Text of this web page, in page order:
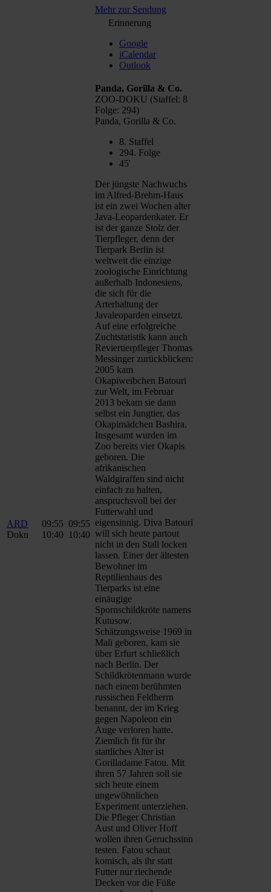
Mehr zur Sendung
Erinnerung
Google
iCalendar
Outlook
ARD
Doku
09:55
10:40
09:55
10:40
Panda, Gorilla & Co.
ZOO-DOKU (Staffel: 8
Folge: 294)
Panda, Gorilla & Co.
8. Staffel
294. Folge
45'
Der jüngste Nachwuchs
im Alfred-Brehm-Haus
ist ein zwei Wochen alter
Java-Leopardenkater. Er
ist der ganze Stolz der
Tierpfleger, denn der
Tierpark Berlin ist
weltweit die einzige
zoologische Einrichtung
außerhalb Indonesiens,
die sich für die
Arterhaltung der
Javaleoparden einsetzt.
Auf eine erfolgreiche
Zuchtstatistik kann auch
Reviertierpfleger Thomas
Messinger zurückblicken:
2005 kam
Okapiweibchen Batouri
zur Welt, im Februar
2013 bekam sie dann
selbst ein Jungtier, das
Okapimädchen Bashira.
Insgesamt wurden im
Zoo bereits vier Okapis
geboren. Die
afrikanischen
Waldgiraffen sind nicht
einfach zu halten,
anspruchsvoll bei der
Futterwahl und
eigensinnig. Diva Batouri
will sich heute partout
nicht in den Stall locken
lassen. Einer der ältesten
Bewohner im
Reptilienhaus des
Tierparks ist eine
einäugige
Spornschildkröte namens
Kutusow.
Schätzungsweise 1969 in
Mali geboren, kam sie
über Erfurt schließlich
nach Berlin. Der
Schildkrötenmann wurde
nach einem berühmten
russischen Feldherrn
benannt, der im Krieg
gegen Napoleon ein
Auge verloren hatte.
Ziemlich fit für ihr
stattliches Alter ist
Gorilladame Fatou. Mit
ihren 57 Jahren soll sie
sich heute einem
ungewöhnlichen
Experiment unterziehen.
Die Pfleger Christian
Aust und Oliver Hoff
wollen ihren Geruchssinn
testen. Fatou schaut
komisch, als ihr statt
Futter nur riechende
Decken vor die Füße